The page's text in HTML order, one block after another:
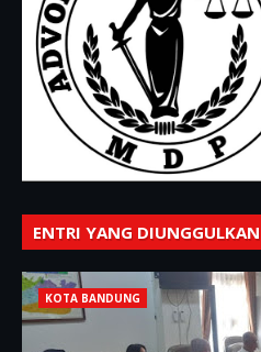
ENTRI YANG DIUNGGULKAN
KOTA BANDUNG